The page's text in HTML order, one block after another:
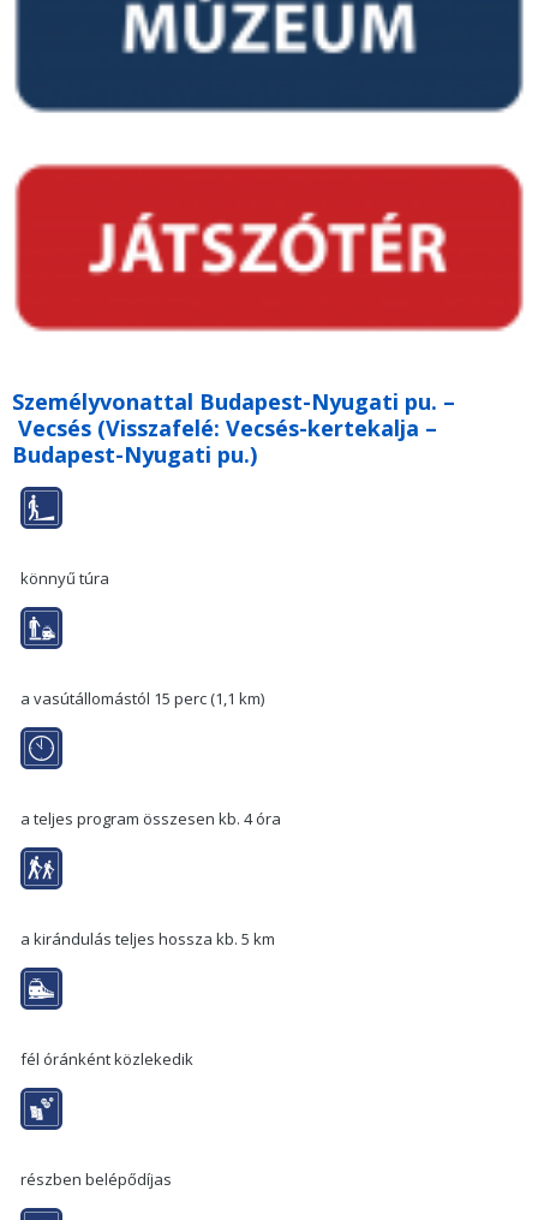
Személyvonattal Budapest-Nyugati pu. –
Vecsés (Visszafelé: Vecsés-kertekalja –
Budapest-Nyugati pu.)
könnyű túra
a vasútállomástól 15 perc (1,1 km)
a teljes program összesen kb. 4 óra
a kirándulás teljes hossza kb. 5 km
fél óránként közlekedik
részben belépődíjas